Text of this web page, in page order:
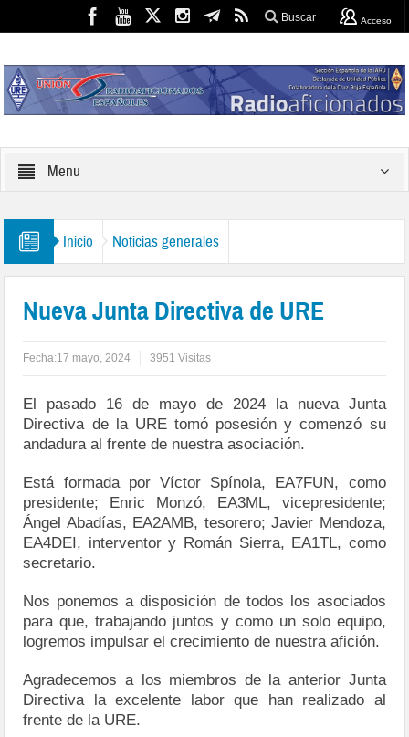
Buscar Acceso
Menu
Inicio Noticias generales
Nueva Junta Directiva de URE
Fecha:17 mayo, 2024 3951 Visitas
El pasado 16 de mayo de 2024 la nueva Junta
Directiva de la URE tomó posesión y comenzó su
andadura al frente de nuestra asociación.
Está formada por Víctor Spínola, EA7FUN, como
presidente; Enric Monzó, EA3ML, vicepresidente;
Ángel Abadías, EA2AMB, tesorero; Javier Mendoza,
EA4DEI, interventor y Román Sierra, EA1TL, como
secretario.
Nos ponemos a disposición de todos los asociados
para que, trabajando juntos y como un solo equipo,
logremos impulsar el crecimiento de nuestra afición.
Agradecemos a los miembros de la anterior Junta
Directiva la excelente labor que han realizado al
frente de la URE.